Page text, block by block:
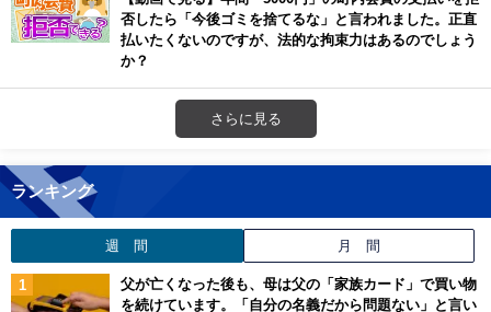
否したら「今後ゴミを捨てるな」と言われました。正直
払いたくないのですが、法的な拘束力はあるのでしょう
か？
さらに見る
ランキング
週 間 月 間
父が亡くなった後も、母は父の「家族カード」で買い物
を続けています。「自分の名義だから問題ない」と言い